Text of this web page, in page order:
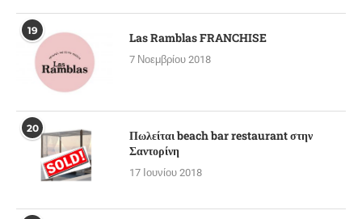
19 Las Ramblas FRANCHISE
7 Νοεμβρίου 2018
20
Πωλείται beach bar restaurant στην
Σαντορίνη
17 Ιουνίου 2018